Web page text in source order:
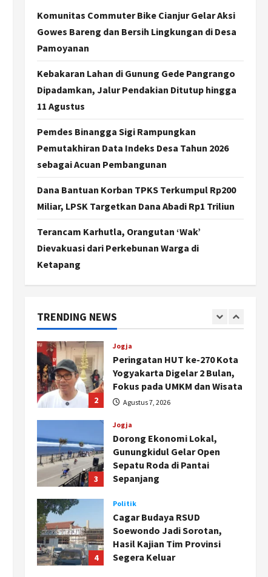
Komunitas Commuter Bike Cianjur Gelar Aksi
Gowes Bareng dan Bersih Lingkungan di Desa
Pamoyanan
Kebakaran Lahan di Gunung Gede Pangrango
Dipadamkan, Jalur Pendakian Ditutup hingga
11 Agustus
Pemdes Binangga Sigi Rampungkan
Pemutakhiran Data Indeks Desa Tahun 2026
sebagai Acuan Pembangunan
Dana Bantuan Korban TPKS Terkumpul Rp200
Miliar, LPSK Targetkan Dana Abadi Rp1 Triliun
Terancam Karhutla, Orangutan ‘Wak’
Dievakuasi dari Perkebunan Warga di
Ketapang
TRENDING NEWS
Jogja
Gunungkidul Gelar Open
Sepatu Roda di Pantai
Sepanjang
4
Cagar Budaya RSUD
Soewondo Jadi Sorotan,
Hasil Kajian Tim Provinsi
Segera Keluar
Agustus 7, 2026
Nasional
BRIN Kembangkan Sepatu
Murah Mulai Rp75 Ribu untuk
Sekolah Rakyat
Agustus 7, 2026
1
2
Jogja
Peringatan HUT ke-270 Kota
Yogyakarta Digelar 2 Bulan,
Fokus pada UMKM dan Wisata
Agustus 7, 2026
3
Jogja
Dorong Ekonomi Lokal,
Gunungkidul Gelar Open
Sepatu Roda di Pantai
Sepanjang
4
Politik
Cagar Budaya RSUD
Soewondo Jadi Sorotan,
Hasil Kajian Tim Provinsi
Segera Keluar